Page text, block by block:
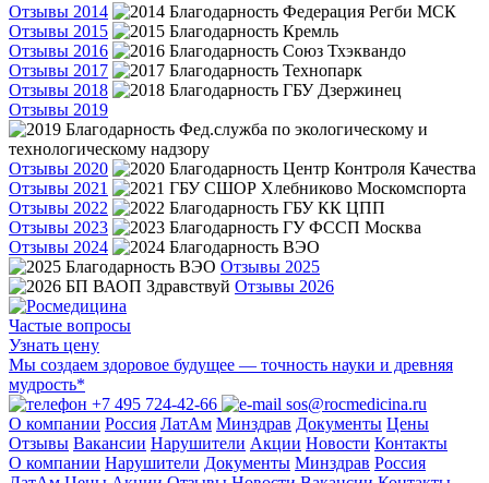
Отзывы 2014
Отзывы 2015
Отзывы 2016
Отзывы 2017
Отзывы 2018
Отзывы 2019
Отзывы 2020
Отзывы 2021
Отзывы 2022
Отзывы 2023
Отзывы 2024
Отзывы 2025
Отзывы 2026
Частые вопросы
Узнать цену
Мы создаем здоровое будущее — точность науки и древняя
мудрость*
+7 495 724-42-66
sos@rocmedicina.ru
О компании Россия ЛатАм Минздрав Документы Цены
Отзывы Вакансии Нарушители Акции Новости Контакты
О компании Нарушители Документы Минздрав Россия